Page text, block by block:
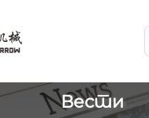
Вести